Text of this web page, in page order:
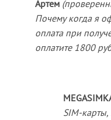
из 5
Артем
Почему когда я
оплата при
оплатите 1800
SIM-